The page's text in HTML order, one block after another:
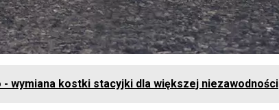
wymiana kostki stacyjki dla większej niezawodności